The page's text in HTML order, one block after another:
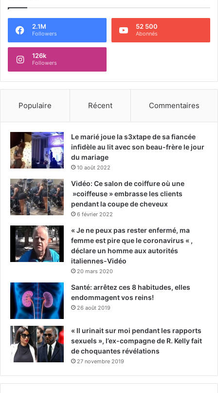
2.1M
Followers
52 500
Abonnés
126k
Followers
Populaire Récent Commentaires
Le marié joue la s3xtape de sa fiancée
infidèle au lit avec son beau-frère le jour
du mariage
10 août 2022
Vidéo: Ce salon de coiffure où une
»coiffeuse » embrasse les clients
pendant la coupe de cheveux
6 février 2022
« Je ne peux pas rester enfermé, ma
femme est pire que le coronavirus « ,
déclare un homme aux autorités
italiennes-Vidéo
20 mars 2020
Santé: arrêtez ces 8 habitudes, elles
endommagent vos reins!
26 août 2019
« Il urinait sur moi pendant les rapports
sexuels », l’ex-compagne de R. Kelly fait
de choquantes révélations
27 novembre 2019